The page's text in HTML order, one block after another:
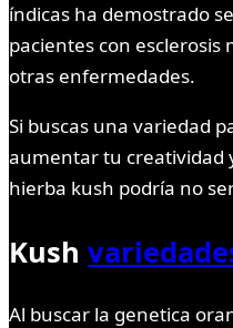
índicas ha demostrado
pacientes con
otras enfermedades.
Si buscas una variedad
aumentar tu creatividad
hierba kush podría no
Kush
Al buscar la genetica